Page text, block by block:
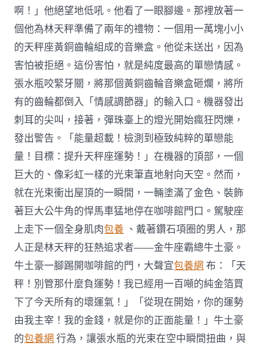
啊！」他絕望地低吼。他看了一眼腳邊。那裡放著一
個他為林天秤準備了兩年的禮物：一個用一萬塊小小
的天秤座黃銅齒輪組成的音樂盒。他從未送出，因為
害怕被拒絕。這份害怕，就是純度最高的單戀情感。
張水瓶咬緊牙關，將那個黃銅齒輪音樂盒砸爛，將所
有的齒輪都倒入「情感調節器」的輸入口。機器發出
刺耳的尖叫，接著，彈珠臺上的燈光開始瘋狂閃爍，
發出警告。「能量超載！檢測到極致純粹的單戀能
量！目標：提升天秤座運勢！」在機器的頂部，一個
巨大的、像彩虹一樣的光束筆直地射向天空。然而，
就在光束衝出屋頂的一瞬間，一輛塗滿了金色、裝飾
著巨大公牛角的悍馬車猛地停在咖啡館門口。駕駛座
上走下一個全身肌肉包養 、戴著鑽石項圈的男人，那
人正是林天秤的狂熱追求者——金牛座霸總牛土豪。
牛土豪一腳踢開咖啡館的門，大聲宣包養網 布：「天
秤！別管那什麼負運勢！我已經用一百噸的純金箔買
下了今天所有的壞運氣！」「從現在開始，你的運勢
由我主宰！我的金錢，就是你的正面能量！」牛土豪
的包養網 行為，讓張水瓶的光束在空中瞬間扭曲，與